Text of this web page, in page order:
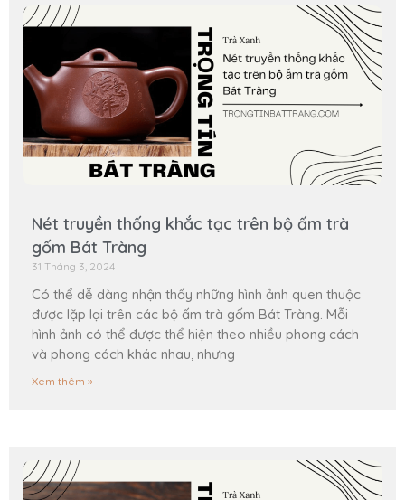
Nét truyền thống khắc tạc trên bộ ấm trà
gốm Bát Tràng
31 Tháng 3, 2024
Có thể dễ dàng nhận thấy những hình ảnh quen thuộc
được lặp lại trên các bộ ấm trà gốm Bát Tràng. Mỗi
hình ảnh có thể được thể hiện theo nhiều phong cách
và phong cách khác nhau, nhưng
Xem thêm »